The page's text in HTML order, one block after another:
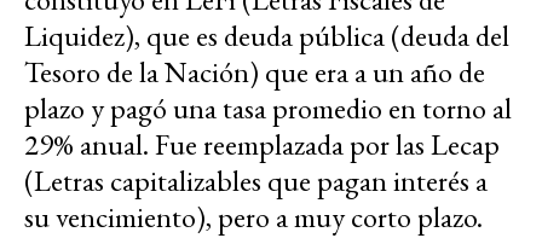
Liquidez), que es deuda pública (deuda del
Tesoro de la Nación) que era a un año de
plazo y pagó una tasa promedio en torno al
29% anual. Fue reemplazada por las Lecap
(Letras capitalizables que pagan interés a
su vencimiento), pero a muy corto plazo.